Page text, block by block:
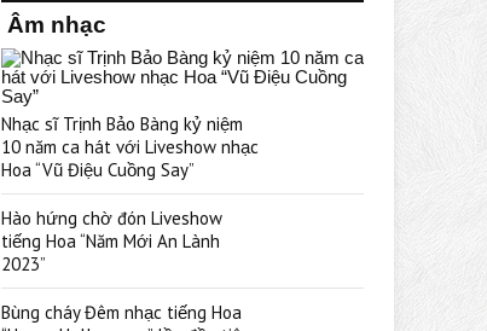
Âm nhạc
Nhạc sĩ Trịnh Bảo Bàng kỷ niệm
10 năm ca hát với Liveshow nhạc
Hoa “Vũ Điệu Cuồng Say”
Hào hứng chờ đón Liveshow
tiếng Hoa “Năm Mới An Lành
2023”
Bùng cháy Đêm nhạc tiếng Hoa